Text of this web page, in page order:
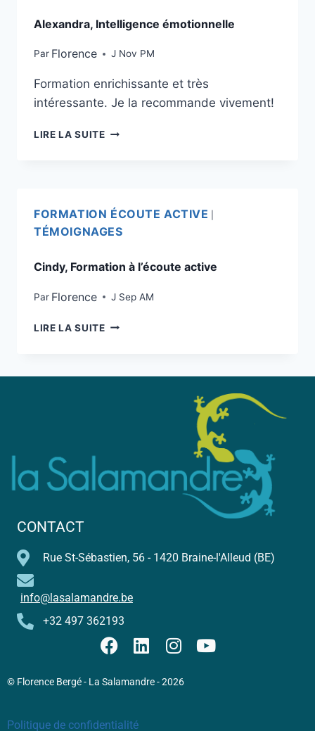
Alexandra, Intelligence émotionnelle
Par Florence J Nov PM
Formation enrichissante et très
intéressante. Je la recommande vivement!
LIRE LA SUITE
FORMATION ÉCOUTE ACTIVE
TÉMOIGNAGES
Cindy, Formation à l’écoute active
Par Florence J Sep AM
LIRE LA SUITE
CONTACT
Rue St-Sébastien, 56 - 1420 Braine-l'Alleud (BE)
info@lasalamandre.be
+32 497 362193
© Florence Bergé - La Salamandre - 2026
Politique de confidentialité